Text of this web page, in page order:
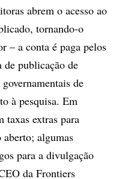
abrem o acesso ao
tornando-o
– a conta é paga pelos
de publicação de
de
à pesquisa. Em
taxas extras para
algumas
para a divulgação
da Frontiers